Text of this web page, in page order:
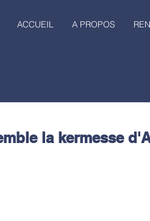
ACCUEIL A PROPOS
la kermesse